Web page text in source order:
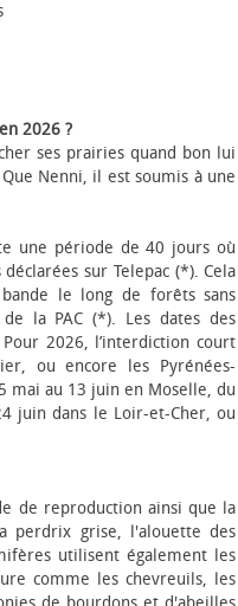
2026 ?
ses prairies quand bon lui
Nenni, il est soumis à une
une période de 40 jours où
sur Telepac (*). Cela
le long de forêts sans
la PAC (*). Les dates des
2026, l’interdiction court
ou encore les Pyrénées-
mai au 13 juin en Moselle, du
juin dans le Loir-et-Cher, ou
de reproduction ainsi que la
perdrix grise, l'alouette des
utilisent également les
comme les chevreuils, les